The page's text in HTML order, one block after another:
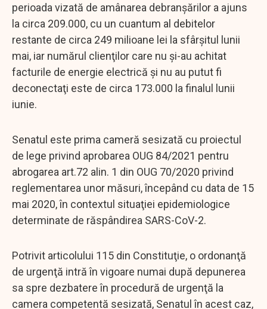
perioada vizată de amânarea debranşărilor a ajuns
la circa 209.000, cu un cuantum al debitelor
restante de circa 249 milioane lei la sfârşitul lunii
mai, iar numărul clienţilor care nu şi-au achitat
facturile de energie electrică şi nu au putut fi
deconectaţi este de circa 173.000 la finalul lunii
iunie.
Senatul este prima cameră sesizată cu proiectul
de lege privind aprobarea OUG 84/2021 pentru
abrogarea art.72 alin. 1 din OUG 70/2020 privind
reglementarea unor măsuri, începând cu data de 15
mai 2020, în contextul situaţiei epidemiologice
determinate de răspândirea SARS-CoV-2.
Potrivit articolului 115 din Constituţie, o ordonanţă
de urgenţă intră în vigoare numai după depunerea
sa spre dezbatere în procedură de urgenţă la
camera competentă sesizată, Senatul în acest caz,